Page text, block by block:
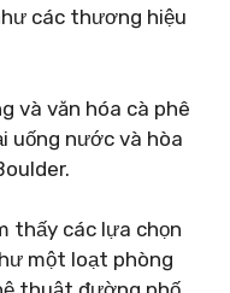
các thương hiệu
và văn hóa cà phê
uống nước và hòa
thấy các lựa chọn
một loạt phòng